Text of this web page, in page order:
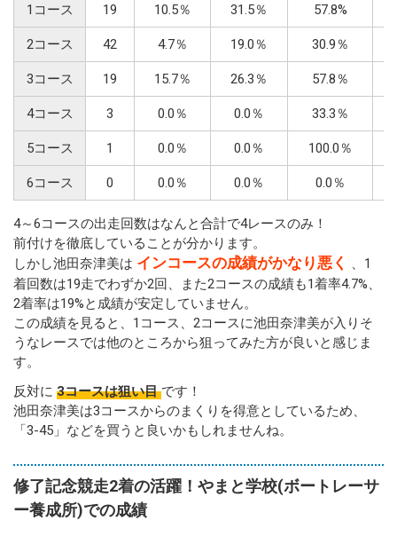
1コース
19 10.5％ 31.5％ 57.8%
2コース 42 4.7％ 19.0％ 30.9％
3コース 19 15.7％ 26.3％ 57.8％
4コース 3 0.0％ 0.0％ 33.3％
5コース 1 0.0％ 0.0％ 100.0％
6コース 0 0.0％ 0.0％ 0.0％
4～6コースの出走回数はなんと合計で4レースのみ！
前付けを徹底していることが分かります。
しかし池田奈津美は インコースの成績がかなり悪く
、1
着回数は19走でわずか2回、また2コースの成績も1着率4.7%、
2着率は19%と成績が安定していません。
この成績を見ると、1コース、2コースに池田奈津美が入りそ
うなレースでは他のところから狙ってみた方が良いと感じま
す。
反対に 3コースは狙い目です！
池田奈津美は3コースからのまくりを得意としているため、
「3-45」などを買うと良いかもしれませんね。
修了記念競走2着の活躍！やまと学校(ボートレーサ
ー養成所)での成績